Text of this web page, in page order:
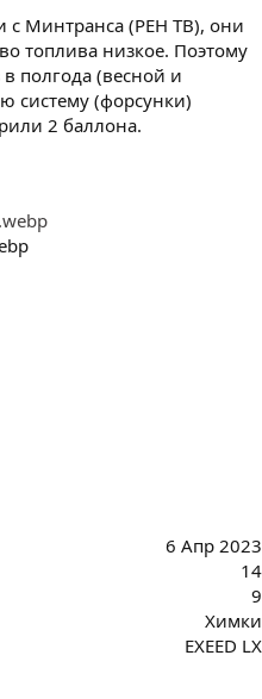
с Минтранса (РЕН ТВ), они
топлива низкое. Поэтому
полгода (весной и
систему (форсунки)
2 баллона.
6 Апр 2023
14
9
Химки
EXEED LX